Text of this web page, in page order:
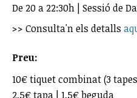
De 20 a 22:30h | Sessió de
>> Consulta'n els detalls
Preu:
10€ tiquet combinat (3
2,5€ tapa | 1,5€ beguda